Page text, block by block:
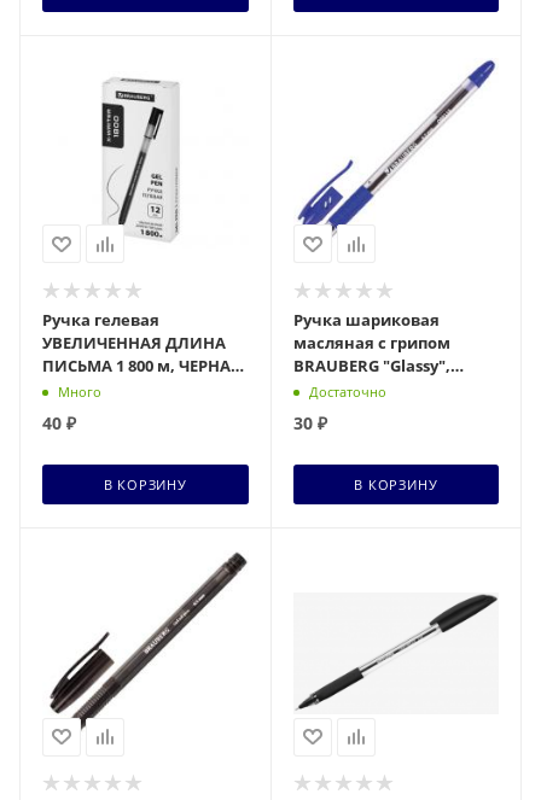
Ручка гелевая
УВЕЛИЧЕННАЯ ДЛИНА
ПИСЬМА 1 800 м, ЧЕРНАЯ,
BRAUBERG X-WRITER
1800, лин 0,35 мм, 144135,
Много
40 ₽
В КОРЗИНУ
Ручка шариковая
масляная с грипом
BRAUBERG "Glassy",
СИНЯЯ,арт.142698 узел
Достаточно
30₽
В КОРЗИНУ